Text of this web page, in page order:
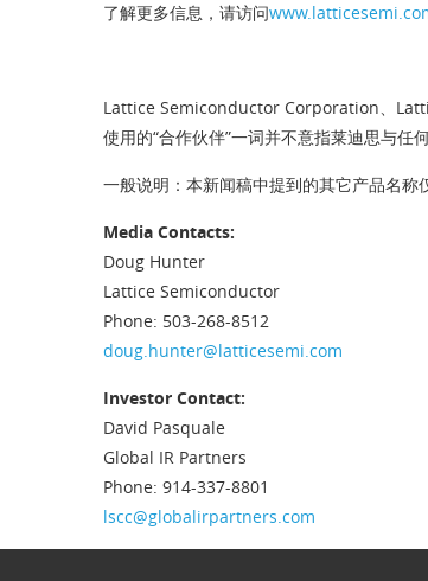
了解更多信息，请访问
Lattice Semiconductor Corporation、
使用的“合作伙伴”一词并不意指莱迪思与任
一般说明 ：本新闻稿中提到的其它产品名称
Media Contacts:
Doug Hunter
Lattice Semiconductor
Phone: 503-268-8512
doug.hunter@latticesemi.com
Investor Contact:
David Pasquale
Global IR Partners
Phone: 914-337-8801
lscc@globalirpartners.com